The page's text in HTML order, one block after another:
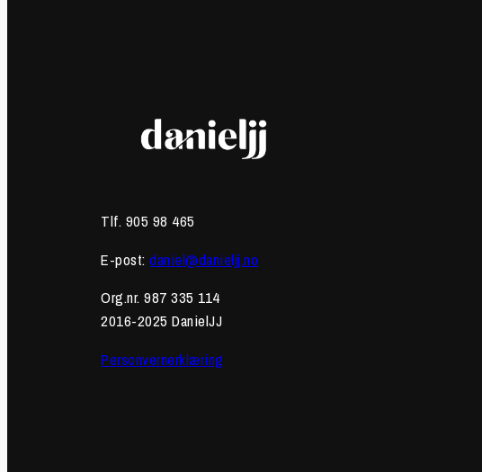
Tlf. 905 98 465
E-post: daniel@danieljj.no
Org.nr. 987 335 114
2016-2025 DanielJJ
Personvernerklæring